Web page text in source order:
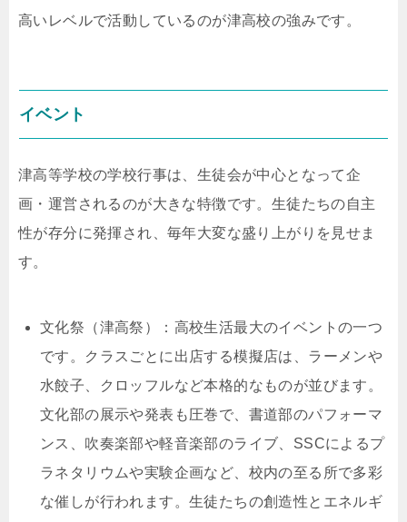
高いレベルで活動しているのが津高校の強みです。
イベント
津高等学校の学校行事は、生徒会が中心となって企
画・運営されるのが大きな特徴です。生徒たちの自主
性が存分に発揮され、毎年大変な盛り上がりを見せま
す。
文化祭（津高祭）：高校生活最大のイベントの一つ
です。クラスごとに出店する模擬店は、ラーメンや
水餃子、クロッフルなど本格的なものが並びます。
文化部の展示や発表も圧巻で、書道部のパフォーマ
ンス、吹奏楽部や軽音楽部のライブ、SSCによるプ
ラネタリウムや実験企画など、校内の至る所で多彩
な催しが行われます。生徒たちの創造性とエネルギ